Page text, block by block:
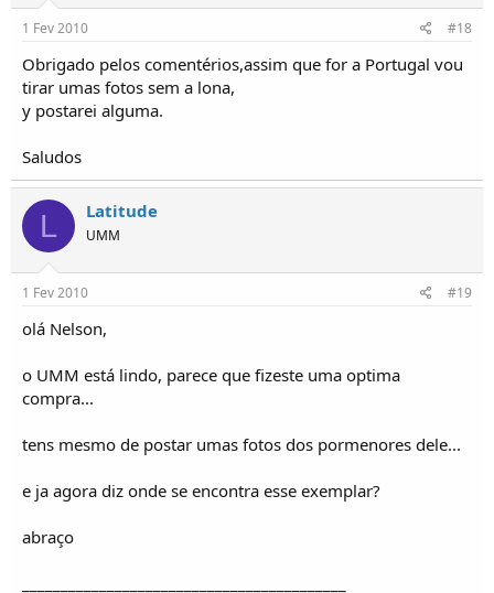
1 Fev 2010 #18
Obrigado pelos comentérios,assim que for a Portugal vou
tirar umas fotos sem a lona,
y postarei alguma.
Saludos
L Latitude
UMM
1 Fev 2010 #19
olá Nelson,
o UMM está lindo, parece que fizeste uma optima
compra...
tens mesmo de postar umas fotos dos pormenores dele...
e ja agora diz onde se encontra esse exemplar?
abraço